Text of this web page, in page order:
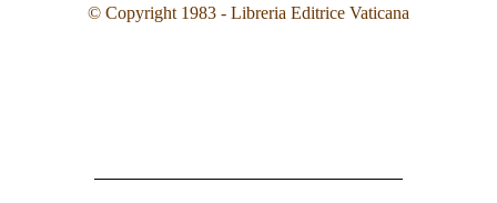
© Copyright 1983 - Libreria Editrice Vaticana